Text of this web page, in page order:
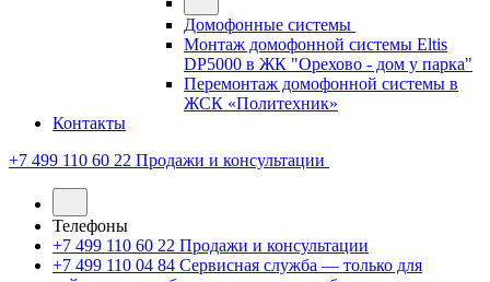
Домофонные системы
Монтаж домофонной системы Eltis
DP5000 в ЖК "Орехово - дом у парка"
Перемонтаж домофонной системы в
ЖСК «Политехник»
Контакты
+7 499 110 60 22 Продажи и консультации
Телефоны
+7 499 110 60 22 Продажи и консультации
+7 499 110 04 84 Сервисная служба — только для